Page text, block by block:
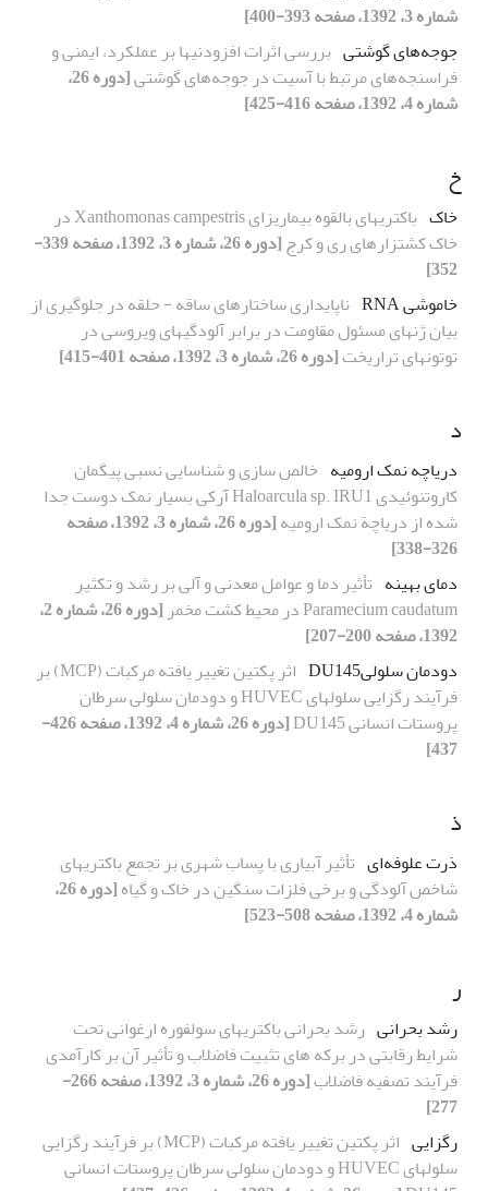
شماره 3، 1392، صفحه 393-400]
جوجه‌های گوشتی بررسی اثرات افزودنیها بر عملکرد، ایمنی و
فراسنجه‌های مرتبط با آسیت در جوجه‌های گوشتی
[دوره 26،
شماره 4، 1392، صفحه 416-425]
خ
خاک
باکتریهای بالقوه بیماریزای Xanthomonas campestris در
خاک کشتزارهای ری و کرج
[دوره 26، شماره 3، 1392، صفحه 339-
352]
خاموشی RNA
ناپایداری ساختارهای ساقه - حلقه در جلوگیری از
بیان ژنهای مسئول مقاومت در برابر آلودگیهای ویروسی در
توتونهای تراریخت[دوره 26، شماره 3، 1392، صفحه 401-415]
د
دریاچه نمک ارومیه خالص سازی و شناسایی نسبی پیگمان
کاروتنوئیدی Haloarcula sp. IRU1 آرکی بسیار نمک دوست جدا
شده از دریاچة نمک ارومیه
[دوره 26، شماره 3، 1392، صفحه
326-338]
دمای بهینه تأثیر دما و عوامل معدنی و آلی بر رشد و تکثیر
Paramecium caudatum در محیط کشت مخمر
[دوره 26، شماره 2،
1392، صفحه 200-207]
دودمان سلولیDU145
اثر پکتین تغییر یافته مرکبات (MCP) بر
فرآیند رگزایی سلولهای HUVEC و دودمان سلولی سرطان
پروستات انسانی DU145
[دوره 26، شماره 4، 1392، صفحه 426-
437]
ذ
ذرت علوفه‌ای تأثیر آبیاری با پساب شهری بر تجمع باکتریهای
شاخص آلودگی و برخی فلزات سنگین در خاک و گیاه
[دوره 26،
شماره 4، 1392، صفحه 508-523]
ر
رشد بحرانی رشد بحرانی باکتریهای سولفوره ارغوانی تحت
شرایط رقابتی در برکه های تثبیت فاضلاب و تأثیر آن بر کارآمدی
فرآیند تصفیه فاضلاب
[دوره 26، شماره 3، 1392، صفحه 266-
277]
رگزایی
اثر پکتین تغییر یافته مرکبات (MCP) بر فرآیند رگزایی
سلولهای HUVEC و دودمان سلولی سرطان پروستات انسانی